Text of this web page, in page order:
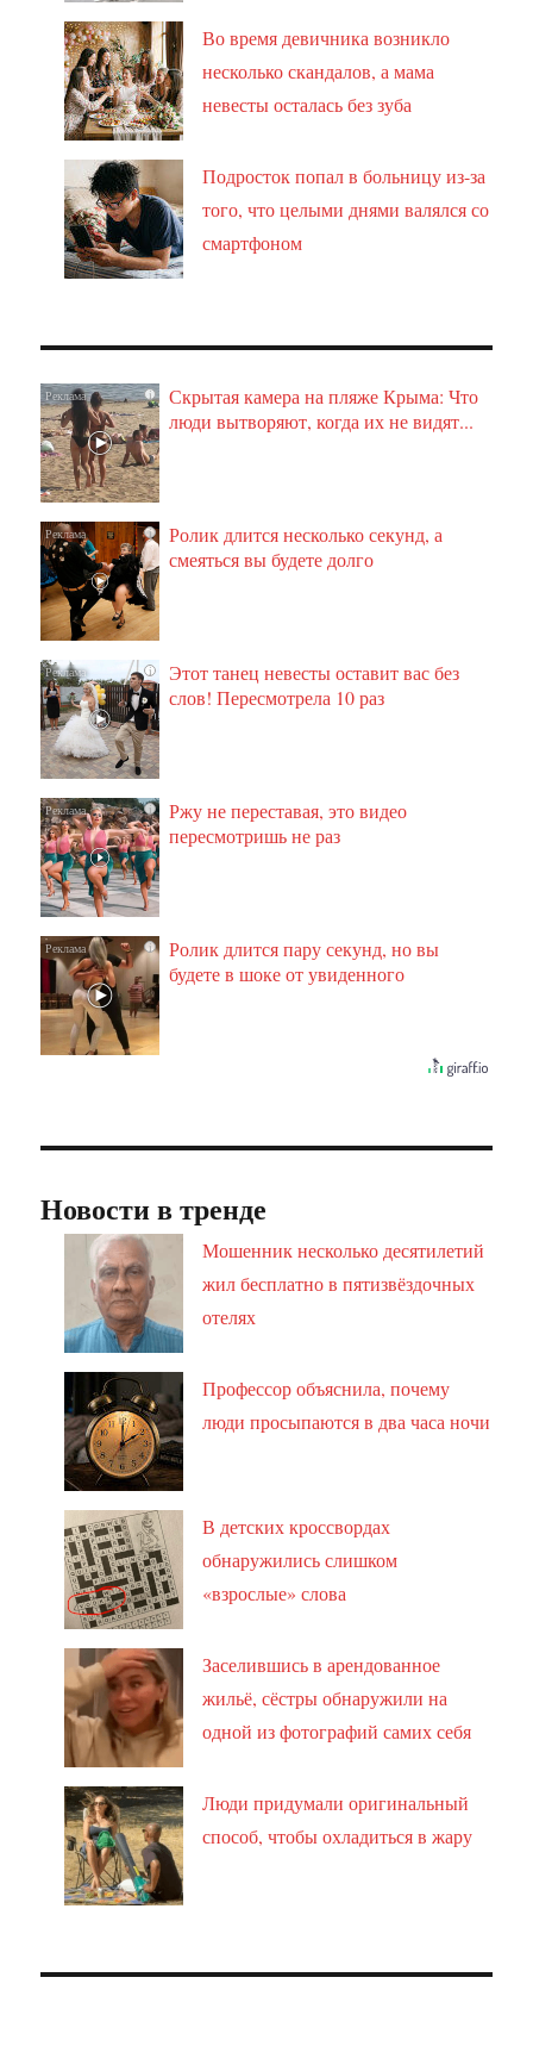
Во время девичника возникло
несколько скандалов, а мама
невесты осталась без зуба
Подросток попал в больницу из-за
того, что целыми днями валялся со
смартфоном
i
Скрытая камера на пляже Крыма: Что
люди вытворяют, когда их не видят...
i
Ролик длится несколько секунд, а
смеяться вы будете долго
i
Этот танец невесты оставит вас без
слов! Пересмотрела 10 раз
i
Ржу не переставая, это видео
пересмотришь не раз
i
Ролик длится пару секунд, но вы
будете в шоке от увиденного
Новости в тренде
Мошенник несколько десятилетий
жил бесплатно в пятизвёздочных
отелях
Профессор объяснила, почему
люди просыпаются в два часа ночи
В детских кроссвордах
обнаружились слишком
«взрослые» слова
Заселившись в арендованное
жильё, сёстры обнаружили на
одной из фотографий самих себя
Люди придумали оригинальный
способ, чтобы охладиться в жару